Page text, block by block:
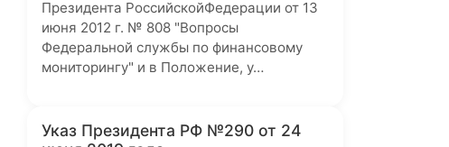
Президента РоссийскойФедерации от 13
июня 2012 г. № 808 "Вопросы
Федеральной службы по финансовому
мониторингу" и в Положение, у…
Указ Президента РФ №290 от 24